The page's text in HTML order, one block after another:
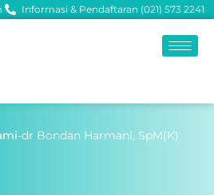
Informasi & Pendaftaran (021) 573 2241
-dr Bondan Harmani, SpM(K)